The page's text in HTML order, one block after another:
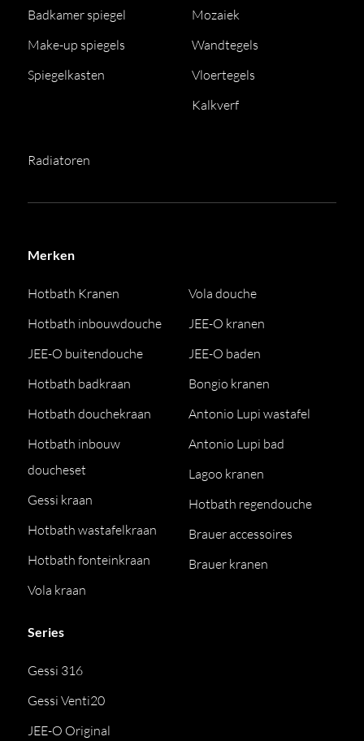
Badkamer spiegel
Make-up spiegels
Spiegelkasten
Mozaiek
Wandtegels
Vloertegels
Kalkverf
Radiatoren
Merken
Hotbath Kranen
Hotbath inbouwdouche
JEE-O buitendouche
Hotbath badkraan
Hotbath douchekraan
Hotbath inbouw
doucheset
Gessi kraan
Hotbath wastafelkraan
Hotbath fonteinkraan
Vola kraan
Vola douche
JEE-O kranen
JEE-O baden
Bongio kranen
Antonio Lupi wastafel
Antonio Lupi bad
Lagoo kranen
Hotbath regendouche
Brauer accessoires
Brauer kranen
Series
Gessi 316
Gessi Venti20
JEE-O Original